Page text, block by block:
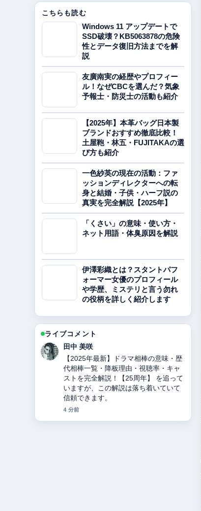
こちらも読む
Windows 11 アップデートで
SSD破壊？KB5063878の危険
性とデータ復旧方法までを解
説
友廣南実の経歴やプロフィー
ル！なぜCBCを選んだ？気象
予報士・防災士の活動も紹介
【2025年】本革バッグ日本製
ブランドおすすめ徹底比較！
土屋鞄・林五・FUJITAKAの選
び方も紹介
一色紗英の現在の活動：ファ
ッションディレクターへの転
身と結婚・子供・ハーフ説の
真実を完全解説【2025年】
「くさい」の意味・使い方・
ネット用語・体臭原因を解説
伊澤彩織とは？スタントパフ
ォーマー女優のプロフィール
や学歴、ミステリと言う勿れ
の役柄を詳しく紹介します
ライブコメント
中村 悠斗
東ちづるの現在、病気、夫、活動を徹
底解説 の背景説明が助かります。ライ
ブ更新を続けてください。
6 分前